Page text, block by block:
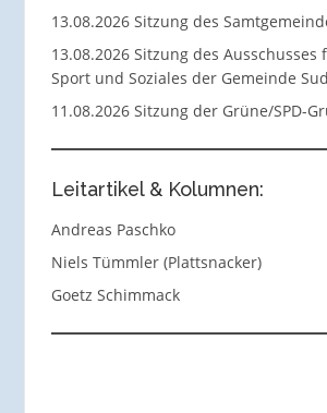
13.08.2026 Sitzung des
13.08.2026 Sitzung des Ausschusses
Sport und Soziales der Gemeinde
11.08.2026 Sitzung der Grüne/SPD-
Leitartikel & Kolumnen:
Andreas Paschko
Niels Tümmler (Plattsnacker)
Goetz Schimmack